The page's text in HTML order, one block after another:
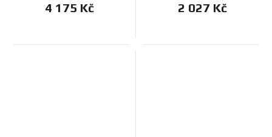
4 175 Kč 2 027 Kč